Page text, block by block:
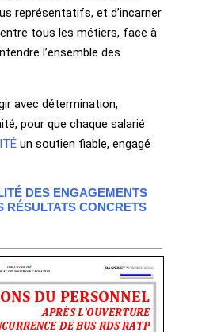
représentatifs, et d’incarner
tous les métiers, face à
l’ensemble des
avec détermination,
pour que chaque salarié
un soutien fiable, engagé
DES ENGAGEMENTS
RÉSULTATS CONCRETS